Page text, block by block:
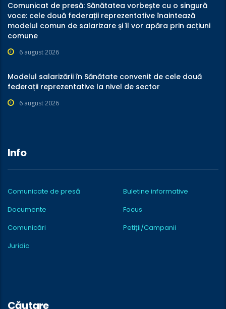
Comunicat de presă: Sănătatea vorbește cu o singură
voce: cele două federații reprezentative înaintează
modelul comun de salarizare și îl vor apăra prin acțiuni
comune
6 august 2026
Modelul salarizării în Sănătate convenit de cele două
federații reprezentative la nivel de sector
6 august 2026
Info
Comunicate de presă
Buletine informative
Documente
Focus
Comunicări
Petiții/Campanii
Juridic
Căutare